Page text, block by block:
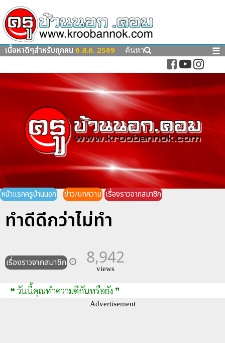
เนื้อหาดีๆสำหรับทุกคน 6 ส.ค. 2569 ค้นหา ☰
หน้าแรกครูบ้านนอก ข่าว/บทความ เรื่องราวจากสมาชิก
ทำดีดีกว่าไม่ทำ
เรื่องราวจากสมาชิก 8,942
views
❝ วันนี้คุณทำความดีกันหรือยัง ❞
Advertisement